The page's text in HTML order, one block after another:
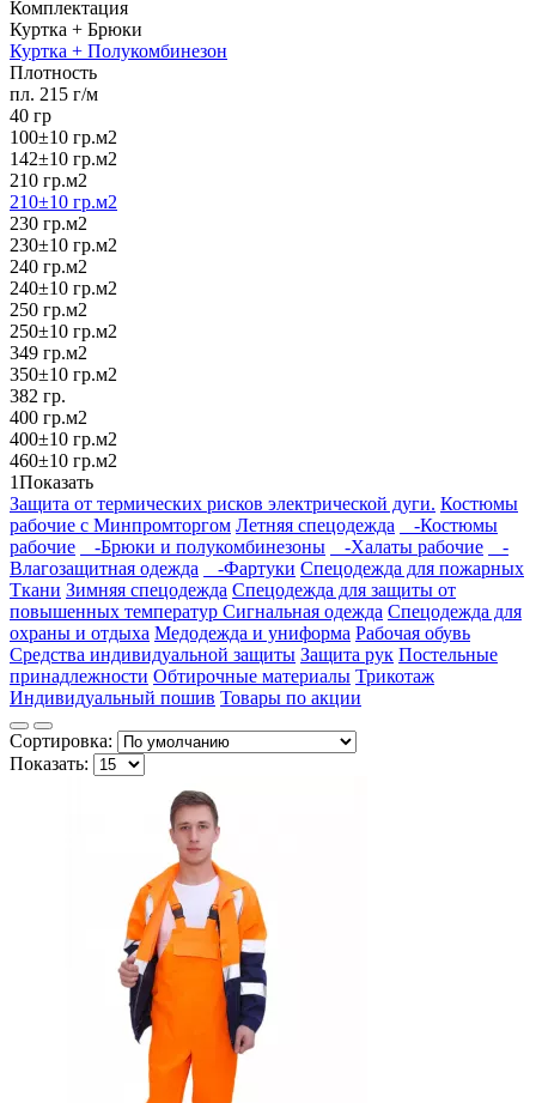
Комплектация
Куртка + Брюки
Куртка + Полукомбинезон
Плотность
пл. 215 г/м
40 гр
100±10 гр.м2
142±10 гр.м2
210 гр.м2
210±10 гр.м2
230 гр.м2
230±10 гр.м2
240 гр.м2
240±10 гр.м2
250 гр.м2
250±10 гр.м2
349 гр.м2
350±10 гр.м2
382 гр.
400 гр.м2
400±10 гр.м2
460±10 гр.м2
1Показать
Защита от термических рисков электрической дуги. Костюмы
рабочие с Минпромторгом Летняя спецодежда
-Костюмы
рабочие
-Брюки и полукомбинезоны -Халаты рабочие
-
Влагозащитная одежда
-Фартуки Спецодежда для пожарных
Ткани Зимняя спецодежда Спецодежда для защиты от
повышенных температур Сигнальная одежда Спецодежда для
охраны и отдыха Медодежда и униформа Рабочая обувь
Средства индивидуальной защиты Защита рук Постельные
принадлежности Обтирочные материалы Трикотаж
Индивидуальный пошив Товары по акции
Сортировка:
Показать: